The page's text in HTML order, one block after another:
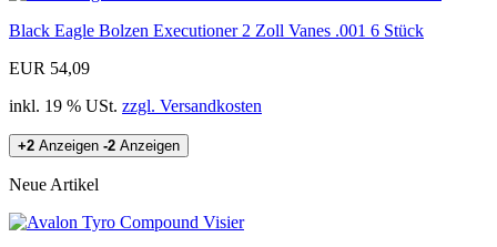
Black Eagle Bolzen Executioner 2 Zoll Vanes .001 6 Stück
EUR 54,09
inkl. 19 % USt. zzgl. Versandkosten
+2 Anzeigen -2 Anzeigen
Neue Artikel